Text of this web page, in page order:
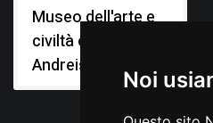
Noi
Museo dell'arte e
civiltà contadina di
Andreis